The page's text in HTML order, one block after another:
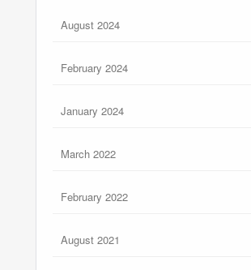
August 2024
February 2024
January 2024
March 2022
February 2022
August 2021